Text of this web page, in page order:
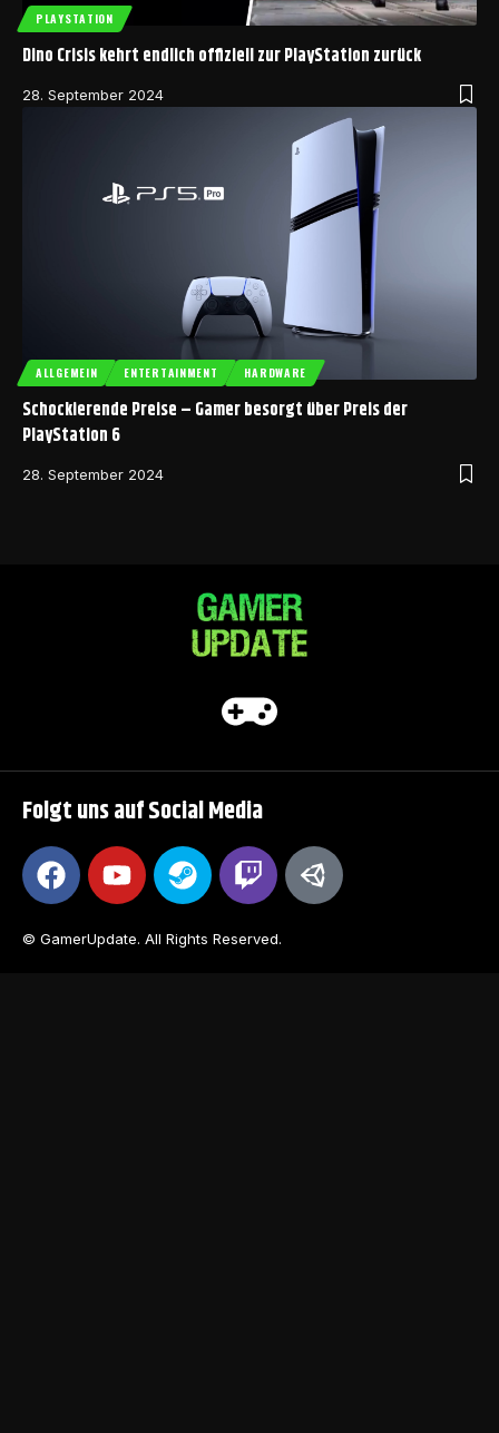
PLAYSTATION
Dino Crisis kehrt endlich offiziell zur PlayStation zurück
28. September 2024
ALLGEMEIN ENTERTAINMENT HARDWARE
Schockierende Preise – Gamer besorgt über Preis der
PlayStation 6
28. September 2024
Folgt uns auf Social Media
© GamerUpdate. All Rights Reserved.